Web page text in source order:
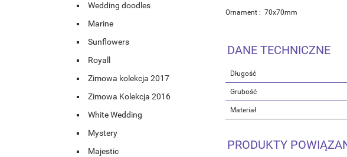
Wedding doodles
Marine
Sunflowers
Royall
Zimowa kolekcja 2017
Zimowa Kolekcja 2016
White Wedding
Mystery
Majestic
Ornament : 70x70mm
DANE TECHNICZNE
Długość
Grubość
Materiał
PRODUKTY